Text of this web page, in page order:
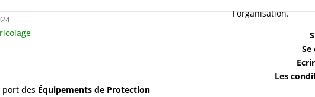
port des Équipements de Protection
l'organisation.
Se
Les